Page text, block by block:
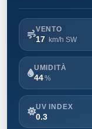
VENTO
17 km/h SW
UMIDITÀ
44 %
UV INDEX
0.3